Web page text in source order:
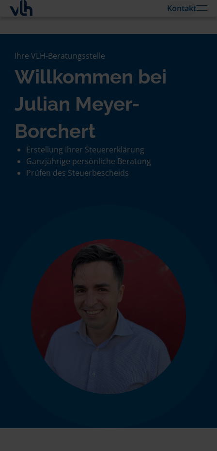
Kontakt
Ihre VLH-Beratungsstelle
Willkommen bei
Julian Meyer-
Borchert
Erstellung Ihrer Steuererklärung
Ganzjährige persönliche Beratung
Prüfen des Steuerbescheids